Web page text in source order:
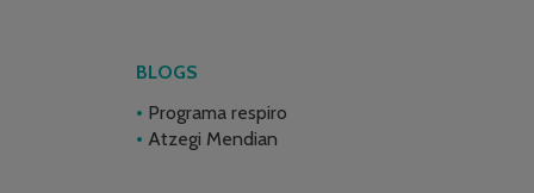
BLOGS
Programa respiro
Atzegi Mendian